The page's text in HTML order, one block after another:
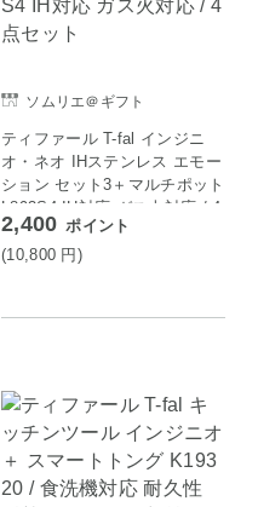
ソムリエ＠ギフト
ティファール T-fal インジニ
オ・ネオ IHステンレス エモー
ション セット3＋マルチポット
L893S4 IH対応 ガス火対応 / 4
点セット
2,400 ポイント
(10,800 円 )